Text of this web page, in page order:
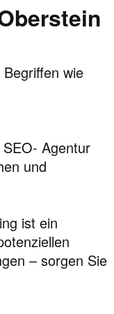
wie
Agentur
und
ist ein
– sorgen Sie